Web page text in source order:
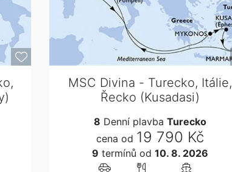
MSC Divina - Turecko, Itálie,
Řecko (Kusadasi)
8 Denní plavba Turecko
cena od 19 790 Kč
9 termínů od 10. 8. 2026